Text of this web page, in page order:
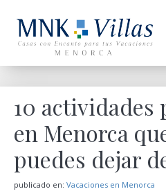
10 actividades
en Menorca
puedes dejar
publicado en: Vacaciones en Menorca